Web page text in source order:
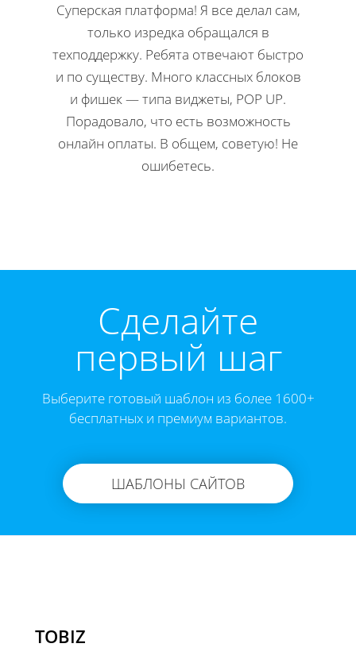
Суперская платформа! Я все делал сам,
только изредка обращался в
техподдержку. Ребята отвечают быстро
и по существу. Много классных блоков
и фишек — типа виджеты, POP UP.
Порадовало, что есть возможность
онлайн оплаты. В общем, советую! Не
ошибетесь.
Cделайте
первый шаг
Выберите готовый шаблон из более 1600+
бесплатных и премиум вариантов.
ШАБЛОНЫ САЙТОВ
TOBIZ